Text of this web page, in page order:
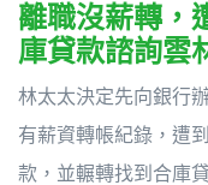
離職沒薪轉，
庫貸款諮詢雲
林太太決定先向銀行
有薪資轉帳紀錄，遭
款，並輾轉找到合庫